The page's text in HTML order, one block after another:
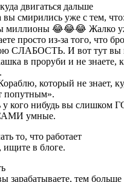
двигаться дальше
вы смирились уже с тем,
миллионы 😂😂😂 Жалко
просто из-за того, что
СЛАБОСТЬ. И вот тут вы
в проруби и не знаете,
который не знает,
попутным».
у кого нибудь вы слишком
умные.
то, что работает
в блоге.
зарабатываете, тем больше